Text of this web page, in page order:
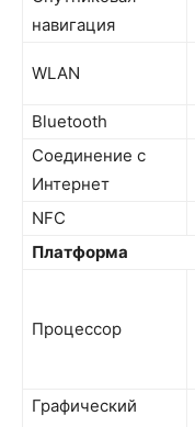
навигация
WLAN
Bluetooth
Соединение с
Интернет
NFC
Платформа
Процессор
Графический